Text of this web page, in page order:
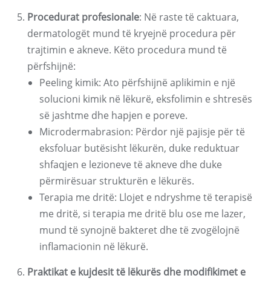
Procedurat profesionale: Në raste të caktuara,
dermatologët mund të kryejnë procedura për
trajtimin e akneve. Këto procedura mund të
përfshijnë:
Peeling kimik: Ato përfshijnë aplikimin e një
solucioni kimik në lëkurë, eksfolimin e shtresës
së jashtme dhe hapjen e poreve.
Microdermabrasion: Përdor një pajisje për të
eksfoluar butësisht lëkurën, duke reduktuar
shfaqjen e lezioneve të akneve dhe duke
përmirësuar strukturën e lëkurës.
Terapia me dritë: Llojet e ndryshme të terapisë
me dritë, si terapia me dritë blu ose me lazer,
mund të synojnë bakteret dhe të zvogëlojnë
inflamacionin në lëkurë.
Praktikat e kujdesit të lëkurës dhe modifikimet e